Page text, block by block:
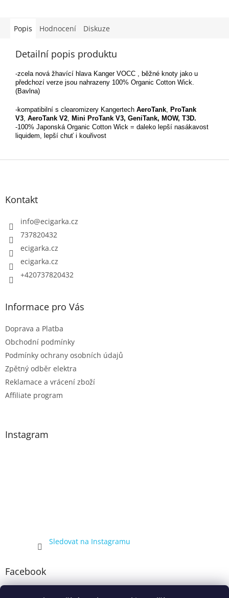
Popis Hodnocení Diskuze
Detailní popis produktu
-zcela nová žhavící hlava Kanger VOCC , běžné knoty jako u
předchozí verze jsou nahrazeny 100% Organic Cotton Wick.
(Bavlna)
-kompatibilní s clearomizery Kangertech AeroTank ProTank
V3 AeroTank V2 Mini ProTank V3, GeniTank, MOW, T3D.
-100% Japonská Organic Cotton Wick = daleko lepší nasákavost
liquidem, lepší chuť i kouřivost
Kontakt
info@ecigarka.cz
737820432
ecigarka.cz
ecigarka.cz
+420737820432
Informace pro Vás
Doprava a Platba
Obchodní podmínky
Podmínky ochrany osobních údajů
Zpětný odběr elektra
Reklamace a vrácení zboží
Affiliate program
Instagram
Sledovat na Instagramu
Facebook